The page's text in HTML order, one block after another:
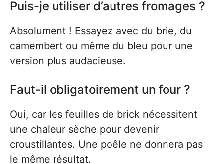
Puis-je utiliser d’autres fromages ?
Absolument ! Essayez avec du brie, du
camembert ou même du bleu pour une
version plus audacieuse.
Faut-il obligatoirement un four ?
Oui, car les feuilles de brick nécessitent
une chaleur sèche pour devenir
croustillantes. Une poêle ne donnera pas
le même résultat.